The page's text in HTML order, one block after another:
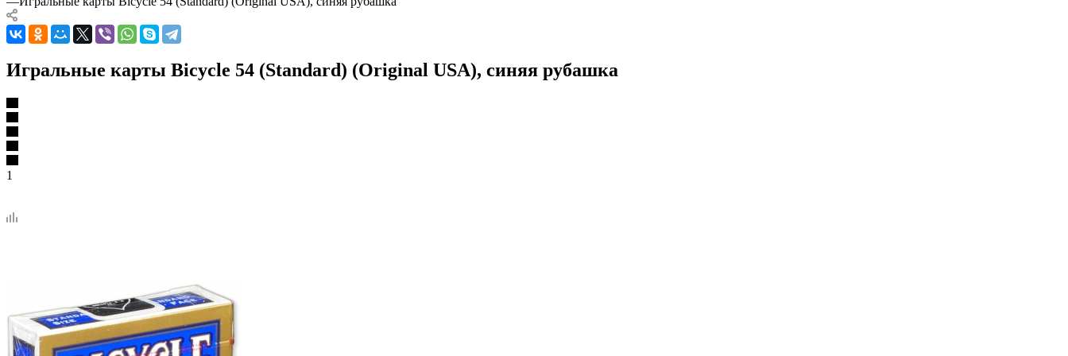
Игральные карты Bicycle 54 (Standard) (Original USA), синяя рубашка
1